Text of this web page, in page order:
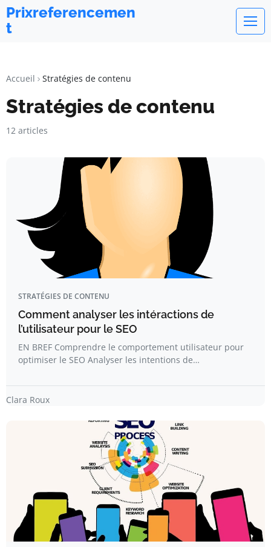
Prixreferencemen
t
Accueil Stratégies de contenu
Stratégies de contenu
12 articles
STRATÉGIES DE CONTENU
Comment analyser les intéractions de
l’utilisateur pour le SEO
EN BREF Comprendre le comportement utilisateur pour
optimiser le SEO Analyser les intentions de…
Clara Roux